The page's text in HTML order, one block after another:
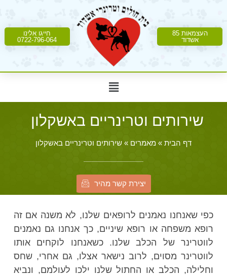
העצמאות 85
אשדוד
חייגו אלינו
0722-796-064
שירותים וטרינריים באשקלון
דף הבית » מאמרים » שירותים וטרינריים באשקלון
יצירת קשר מהיר
כפי שאנחנו נאמנים לרופאים שלנו, לא משנה אם זה
רופא משפחה או רופא שיניים, כך אנחנו גם נאמנים
לווטרינר של הכלב שלנו. כשאנחנו לוקחים אותו
לווטרינר מסוים, לרוב נישאר אצלו, גם אחרי, שחס
וחלילה, הכלב או החתול שלנו ילכו לעולמם, ונביא